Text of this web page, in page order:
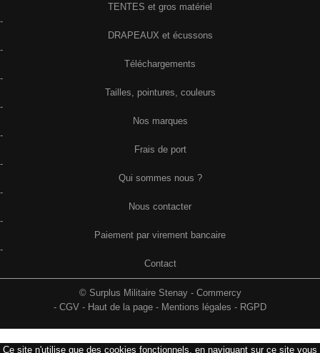
TENTES et gros matériel
-
DRAPEAUX et écussons
-
Téléchargements
-
Tailles, pointures, couleurs
-
Nos marques
-
Frais de port
-
Qui sommes nous ?
-
Nous contacter
-
Paiement par virement bancaire
-
Contact
© Surplus Militaire Stenay - Commercy
- CGV - Haut de la page - Mentions légales - RGPD
Ce site n'utilise que des cookies fonctionnels, en naviguant sur ce site vous